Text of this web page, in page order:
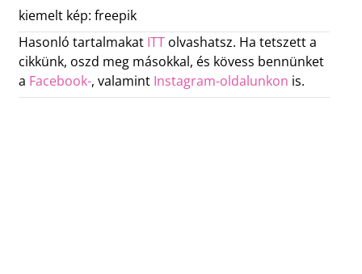
kiemelt kép: freepik
Hasonló tartalmakat ITTolvashatsz. Ha tetszett a
cikkünk, oszd meg másokkal, és kövess bennünket
a Facebook-, valamint Instagram-oldalunkon is.